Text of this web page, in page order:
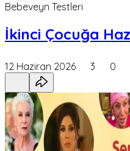
Bebeveyn Testleri
İkinci Çocuğa
12 Haziran 2026 3 0